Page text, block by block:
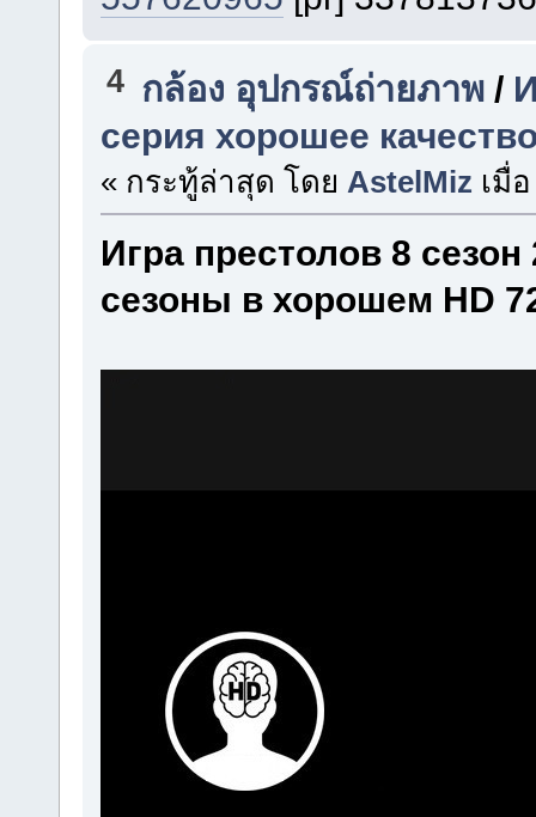
4 กล้อง อุปกรณ์ถ่ายภาพ /
серия хорошее
« กระทู้ล่าสุด โดย AstelMiz เมื่อ
Игра престолов 8
сезоны в хорошем HD